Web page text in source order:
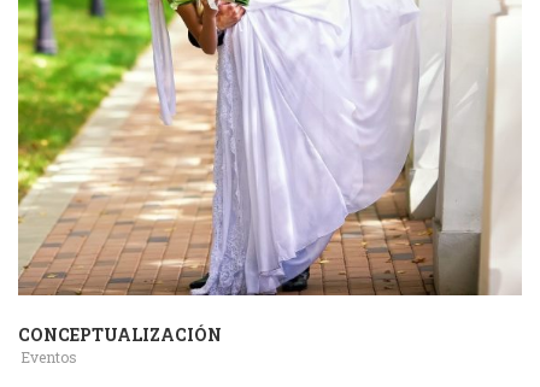
CONCEPTUALIZACIÓN
Eventos